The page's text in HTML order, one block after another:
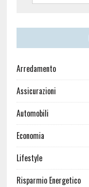
Arredamento
Assicurazioni
Automobili
Economia
Lifestyle
Risparmio Energetico